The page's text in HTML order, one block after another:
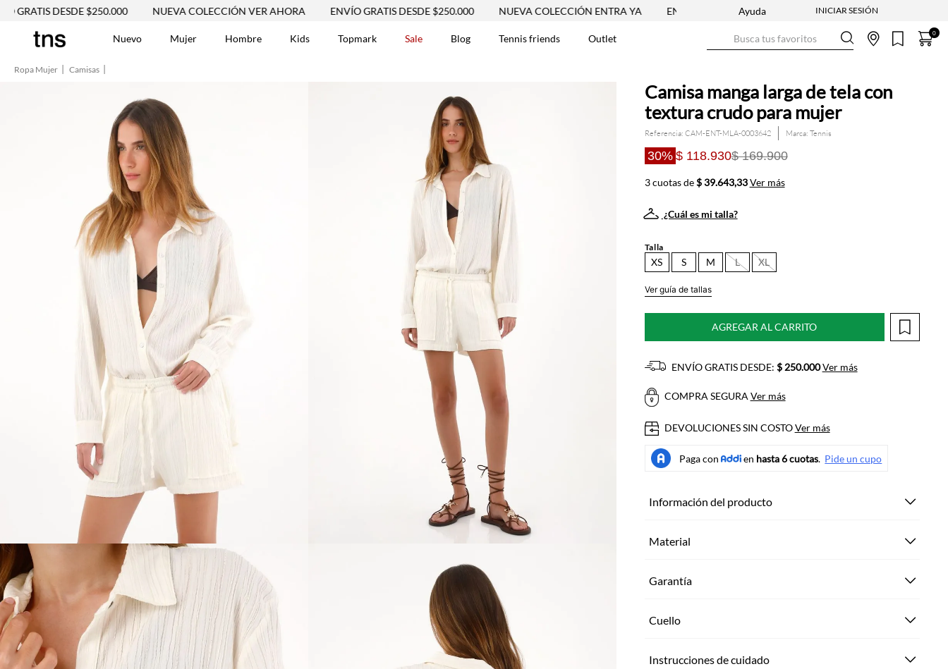
DESDE $250.000 NUEVA COLECCIÓN VER AHORA ENVÍO GRATIS DESDE $250.000 NUEVA COLECCIÓN ENTRA YA ENVÍO GRATIS DESDE $250.000
Ayuda
Nuevo Mujer Hombre Kids Topmark Sale Blog Tennis friends Outlet 0
Ropa Mujer Camisas
Camisa manga larga de tela con
textura crudo para mujer
Referencia: CAM-ENT-MLA-0003642 Tennis
30% $ 118.930$ 169.900
3 cuotas de$ 39.643,33 Ver más
¿Cuál es mi talla?
Talla
XS S M L XL
Ver guía de tallas
AGREGAR AL CARRITO
ENVÍO GRATIS DESDE: $ 250.000 Ver más
COMPRA SEGURA Ver más
DEVOLUCIONES SIN COSTOVer más
Información del producto
Material
Garantía
Cuello
Instrucciones de cuidado
6
7.
10